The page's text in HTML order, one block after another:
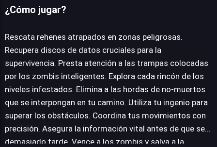
paquetes de información. Sin embargo, la amenaza no
una capa adicional de desafío a través de la presencia
de zombis más astutos que, sorprendentemente, son
capaces de tender trampas elaboradas. Esto obliga a
los jugadores a mantener una vigilancia constante,
combinando la acción frenética con momentos de
cuidadosa exploración y resolución de pequeños
enigmas para evitar ser superados. La tensión se eleva
con cada paso, y la necesidad de estrategia es tan
importante como la puntería, ofreciendo una experiencia
¿Cómo jugar?
Rescata rehenes atrapados en zonas peligrosas.
Recupera discos de datos cruciales para la
supervivencia. Presta atención a las trampas colocadas
por los zombis inteligentes. Explora cada rincón de los
niveles infestados. Elimina a las hordas de no-muertos
que se interpongan en tu camino. Utiliza tu ingenio para
superar los obstáculos. Coordina tus movimientos con
precisión. Asegura la información vital antes de que sea
demasiado tarde. Vence a los zombis y salva a la